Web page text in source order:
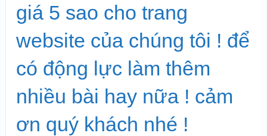
giá 5 sao cho trang
website của chúng tôi ! để
có động lực làm thêm
nhiều bài hay nữa ! cảm
ơn quý khách nhé !